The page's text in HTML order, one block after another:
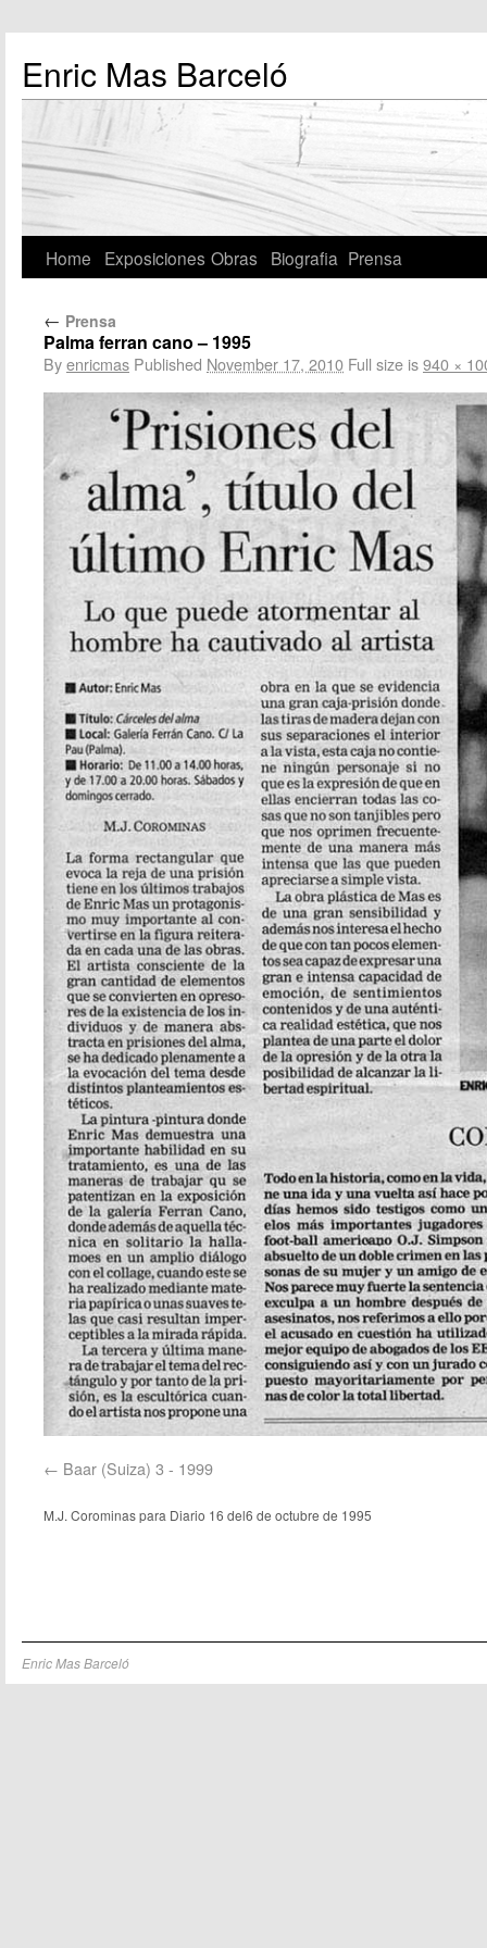
Enric Mas Barceló
Home Exposiciones Obras Biografia Prensa
← Prensa
Palma ferran cano – 1995
Byenricmas Published November 17, 2010 Full size is940 ×
Baar (Suiza) 3 - 1999
M.J. Corominas para Diario 16 del6 de octubre de 1995
Enric Mas Barceló